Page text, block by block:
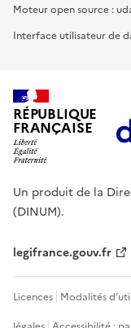
Moteur open source :
Interface utilisateur de
RÉPUBLIQUE
FRANÇAISE
Un produit de la
(DINUM).
legifrance.gouv.fr
Licences Modalités